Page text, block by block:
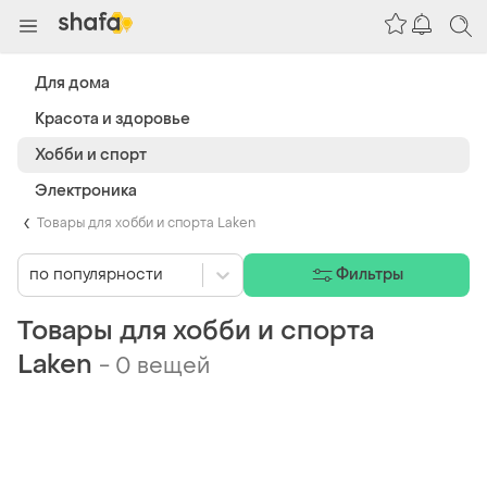
Товары для хобби и спорта Laken
Товары для хобби и спорта
Laken - 0 вещей
по популярности Фильтры
Для дома
Красота и здоровье
Хобби и спорт
Электроника